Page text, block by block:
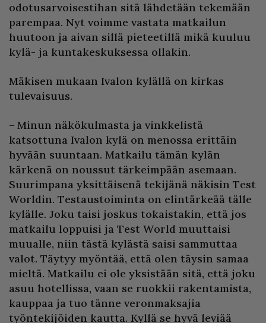
odotusarvoisestihan sitä lähdetään tekemään
parempaa. Nyt voimme vastata matkailun
huutoon ja aivan sillä pieteetillä mikä kuuluu
kylä- ja kuntakeskuksessa ollakin.
Mäkisen mukaan Ivalon kylällä on kirkas
tulevaisuus.
– Minun näkökulmasta ja vinkkelistä
katsottuna Ivalon kylä on menossa erittäin
hyvään suuntaan. Matkailu tämän kylän
kärkenä on noussut tärkeimpään asemaan.
Suurimpana yksittäisenä tekijänä näkisin Test
Worldin. Testaustoiminta on elintärkeää tälle
kylälle. Joku taisi joskus tokaistakin, että jos
matkailu loppuisi ja Test World muuttaisi
muualle, niin tästä kylästä saisi sammuttaa
valot. Täytyy myöntää, että olen täysin samaa
mieltä. Matkailu ei ole yksistään sitä, että joku
asuu hotellissa, vaan se ruokkii rakentamista,
kauppaa ja tuo tänne veronmaksajia
työntekijöiden kautta. Kyllä se hyvä leviää